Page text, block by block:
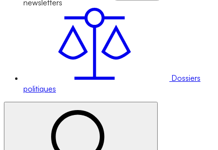
newsletters
Dossiers
politiques